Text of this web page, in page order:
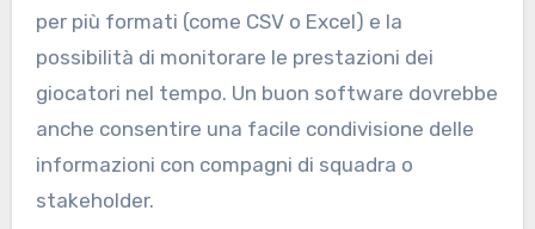
per più formati (come CSV o Excel) e la
possibilità di monitorare le prestazioni dei
giocatori nel tempo. Un buon software dovrebbe
anche consentire una facile condivisione delle
informazioni con compagni di squadra o
stakeholder.